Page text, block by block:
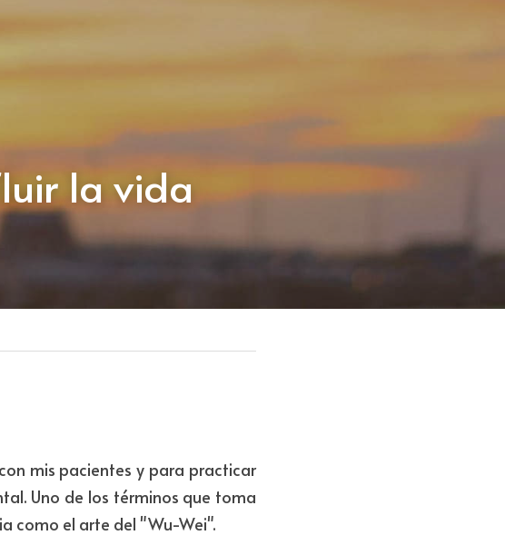
la vida
mis pacientes y para practicar
Uno de los términos que toma
como el arte del "Wu-Wei".